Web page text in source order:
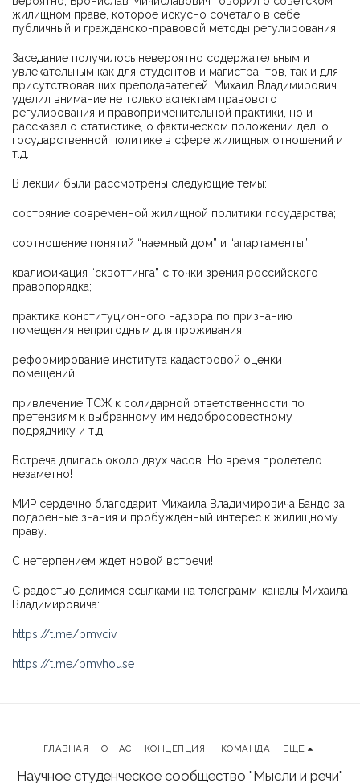
жилищном праве, которое искусно сочетало в себе
публичный и гражданско-правовой методы регулирования.
Заседание получилось невероятно содержательным и
увлекательным как для студентов и магистрантов, так и для
присутствовавших преподавателей. Михаил Владимирович
уделил внимание не только аспектам правового
регулирования и правоприменительной практики, но и
рассказал о статистике, о фактическом положении дел, о
государственной политике в сфере жилищных отношений и
т.д.
В лекции были рассмотрены следующие темы:
состояние современной жилищной политики государства;
соотношение понятий “наемный дом” и “апартаменты”;
квалификация “сквоттинга” с точки зрения российского
правопорядка;
практика конституционного надзора по признанию
помещения непригодным для проживания;
реформирование института кадастровой оценки
помещений;
привлечение ТСЖ к солидарной ответственности по
претензиям к выбранному им недобросовестному
подрядчику и т.д.
Встреча длилась около двух часов. Но время пролетело
незаметно!
МИР сердечно благодарит Михаила Владимировича Бандо за
подаренные знания и пробужденный интерес к жилищному
праву.
С нетерпением ждет новой встречи!
С радостью делимся ссылками на телеграмм-каналы Михаила
Владимировича:
https://t.me/bmvciv
https://t.me/bmvhouse
Научное студенческое сообщество "Мысли и речи"
ГЛАВНАЯ О НАС КОНЦЕПЦИЯ КОМАНДА ЕЩЁ